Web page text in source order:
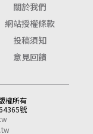
關於我們
網站授權條款
投稿須知
意見回饋
權所有
號